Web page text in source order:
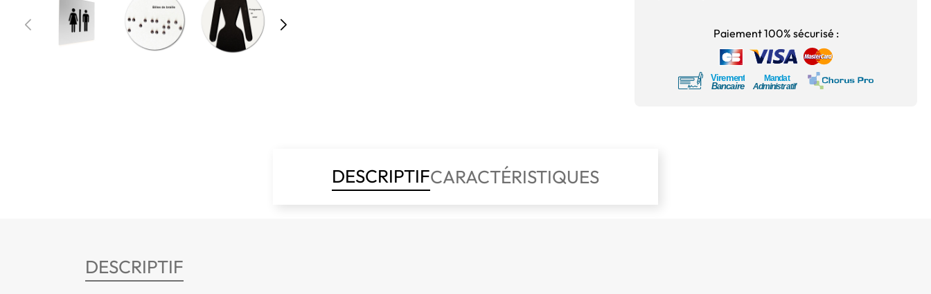
Paiement 100% sécurisé :
DESCRIPTIFCARACTÉRISTIQUES
DESCRIPTIF